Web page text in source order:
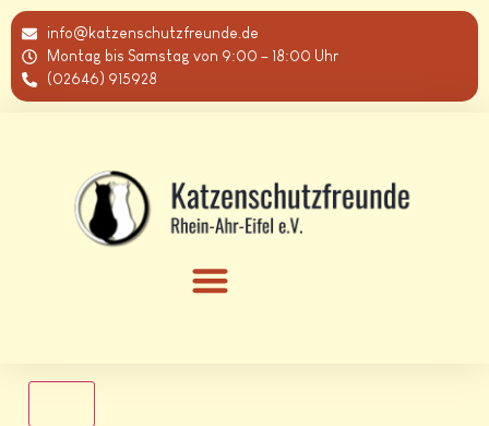
info@katzenschutzfreunde.de
Montag bis Samstag von 9:00 – 18:00 Uhr
(02646) 915928